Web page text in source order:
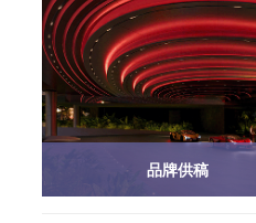
品牌供稿